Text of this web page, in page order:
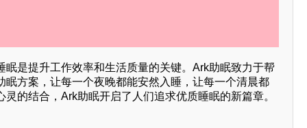
眠是提升工作效率和生活质量的关键。Ark助眠致力于帮
眠方案，让每一个夜晚都能安然入睡，让每一个清晨都
的结合，Ark助眠开启了人们追求优质睡眠的新篇章。